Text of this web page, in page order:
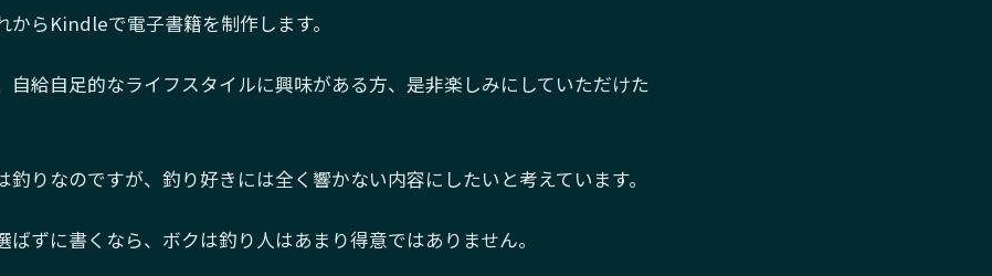
からKindleで電子書籍を制作します。
自給自足的なライフスタイルに興味がある方、是非楽しみにしていただけた
釣りなのですが、釣り好きには全く響かない内容にしたいと考えています。
ばずに書くなら、ボクは釣り人はあまり得意ではありません。